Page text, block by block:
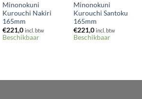
Minonokuni
Kurouchi Nakiri
165mm
€221,0 incl. btw
Beschikbaar
Minonokuni
Kurouchi Santoku
165mm
€221,0 incl. btw
Beschikbaar